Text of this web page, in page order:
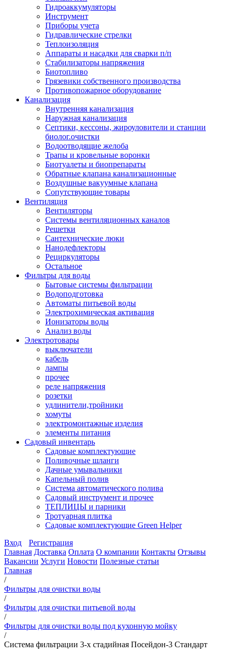
Гидроаккумуляторы
Инструмент
Приборы учета
Гидравлические стрелки
Теплоизоляция
Аппараты и насадки для сварки п/п
Стабилизаторы напряжения
Биотопливо
Грязевики собственного производства
Противопожарное оборудование
Канализация
Внутренняя канализация
Наружная канализация
Септики, кессоны, жироуловители и станции
биолог.очистки
Водоотводящие желоба
Трапы и кровельные воронки
Биотуалеты и биопрепараты
Обратные клапана канализационные
Воздушные вакуумные клапана
Сопутствующие товары
Вентиляция
Вентиляторы
Системы вентиляционных каналов
Решетки
Сантехнические люки
Нанодефлекторы
Рециркуляторы
Остальное
Фильтры для воды
Бытовые системы фильтрации
Водоподготовка
Автоматы питьевой воды
Электрохимическая активация
Ионизаторы воды
Анализ воды
Электротовары
выключатели
кабель
лампы
прочее
реле напряжения
розетки
удлинители,тройники
хомуты
электромонтажные изделия
элементы питания
Садовый инвентарь
Садовые комплектующие
Поливочные шланги
Дачные умывальники
Капельный полив
Система автоматического полива
Садовый инструмент и прочее
ТЕПЛИЦЫ и парники
Тротуарная плитка
Садовые комплектующие Green Helper
Вход
Регистрация
Главная Доставка Оплата О компании Контакты Отзывы
Вакансии Услуги Новости Полезные статьи
Главная
/
Фильтры для очистки воды
/
Фильтры для очистки питьевой воды
/
Фильтры для очистки воды под кухонную мойку
/
Система фильтрации 3-х стадийная Посейдон-3 Стандарт